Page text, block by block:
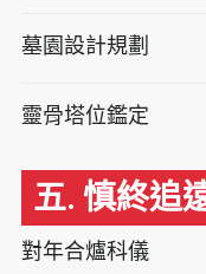
墓園設計規劃
靈骨塔位鑑定
五. 慎終追
對年合爐科儀